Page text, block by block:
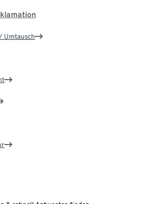
Umtausch